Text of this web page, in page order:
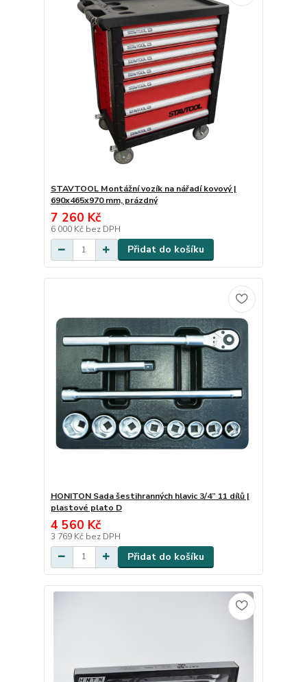
STAVTOOL Montážní vozík na nářadí kovový |
690x465x970 mm, prázdný
7 260 Kč
6 000 Kč bez DPH
Přidat do košíku
HONITON Sada šestihranných hlavic 3/4” 11 dílů |
plastové plato D
4 560 Kč
3 769 Kč bez DPH
Přidat do košíku